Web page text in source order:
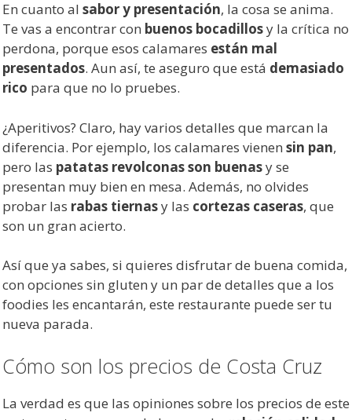
En cuanto al sabor y presentación, la cosa se anima.
Te vas a encontrar con buenos bocadillosy la crítica no
perdona, porque esos calamares están mal
presentados. Aun así, te aseguro que está demasiado
rico para que no lo pruebes.
¿Aperitivos? Claro, hay varios detalles que marcan la
diferencia. Por ejemplo, los calamares vienen sin pan,
pero las patatas revolconas son buenasy se
presentan muy bien en mesa. Además, no olvides
probar las rabas tiernasy las cortezas caseras, que
son un gran acierto.
Así que ya sabes, si quieres disfrutar de buena comida,
con opciones sin gluten y un par de detalles que a los
foodies les encantarán, este restaurante puede ser tu
nueva parada.
Cómo son los precios de Costa Cruz
La verdad es que las opiniones sobre los precios de este